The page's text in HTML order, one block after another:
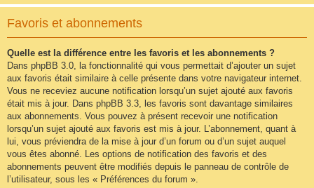
Favoris et abonnements
Quelle est la différence entre les favoris et les abonnements ?
Dans phpBB 3.0, la fonctionnalité qui vous permettait d’ajouter un sujet
aux favoris était similaire à celle présente dans votre navigateur internet.
Vous ne receviez aucune notification lorsqu’un sujet ajouté aux favoris
était mis à jour. Dans phpBB 3.3, les favoris sont davantage similaires
aux abonnements. Vous pouvez à présent recevoir une notification
lorsqu’un sujet ajouté aux favoris est mis à jour. L’abonnement, quant à
lui, vous préviendra de la mise à jour d’un forum ou d’un sujet auquel
vous êtes abonné. Les options de notification des favoris et des
abonnements peuvent être modifiés depuis le panneau de contrôle de
l’utilisateur, sous les « Préférences du forum ».